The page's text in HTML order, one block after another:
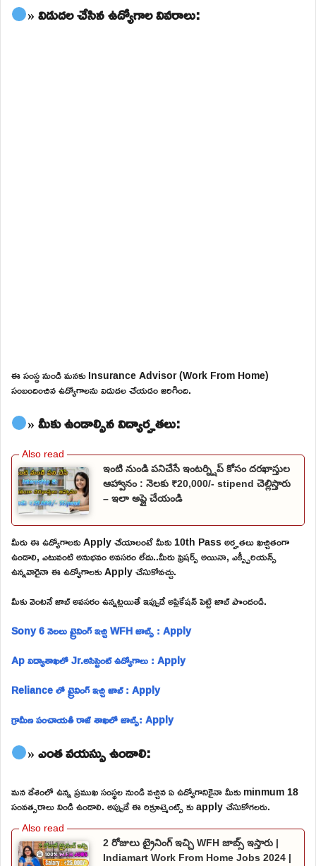
» విడుదల చేసిన ఉద్యోగాల వివరాలు:
ఈ సంస్థ నుండి మనకు Insurance Advisor (Work From Home)
సంబందించిన ఉద్యోగాలను విడుదల చేయడం జరిగింది.
» మీకు ఉండాల్సిన విద్యార్హతలు:
ఇంటి నుండి పనిచేసే ఇంటర్న్షిప్ కోసం దరఖాస్తుల
ఆహ్వానం : నెలకు ₹20,000/- stipend చెల్లిస్తారు
– ఇలా అప్లై చేయండి
మీరు ఈ ఉద్యోగాలకు Apply చేయాలంటే మీకు 10th Pass అర్హతలు ఖచ్చితంగా
ఉండాలి, ఎటువంటి అనుభవం అవసరం లేదు..మీరు ఫ్రెషర్స్ అయినా, ఎక్స్పీరియన్స్
ఉన్నవారైనా ఈ ఉద్యోగాలకు Apply చేసుకోవచ్చు.
మీకు వెంటనే జాబ్ అవసరం ఉన్నట్లయితే ఇప్పుడే అప్లికేషన్ పెట్టి జాబ్ పొందండి.
Sony 6 నెలలు ట్రైనింగ్ ఇచ్చి WFH జాబ్స్ : Apply
Ap విద్యాశాఖలో Jr.అసిస్టెంట్ ఉద్యోగాలు : Apply
Reliance లో ట్రైనింగ్ ఇచ్చి జాబ్ : Apply
గ్రామీణ పంచాయతీ రాజ్ శాఖలో జాబ్స్: Apply
» ఎంత వయస్సు ఉండాలి:
మన దేశంలో ఉన్న ప్రముఖ సంస్థల నుండి వచ్చిన ఏ ఉద్యోగానికైనా మీకు minmum 18
సంవత్సరాలు నిండి ఉండాలి. అప్పుడే ఈ రిక్రూట్మెంట్స్ కు apply చేసుకోగలరు.
2 రోజులు ట్రైనింగ్ ఇచ్చి WFH జాబ్స్ ఇస్తారు |
Indiamart Work From Home Jobs 2024 |